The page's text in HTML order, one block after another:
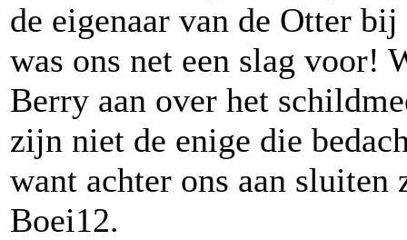
de eigenaar van de Otter
was ons net een slag voor!
Berry aan over het
zijn niet de enige die
want achter ons aan
Boei12.